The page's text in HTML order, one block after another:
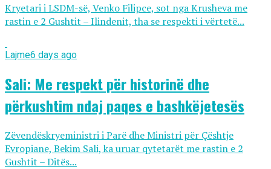
Kryetari i LSDM-së, Venko Filipce, sot nga Krusheva me
rastin e 2 Gushtit – Ilindenit, tha se respekti i vërtetë...
Lajme6 days ago
Sali: Me respekt për historinë dhe
përkushtim ndaj paqes e bashkëjetesës
Zëvendëskryeministri i Parë dhe Ministri për Çështje
Evropiane, Bekim Sali, ka uruar qytetarët me rastin e 2
Gushtit – Ditës...